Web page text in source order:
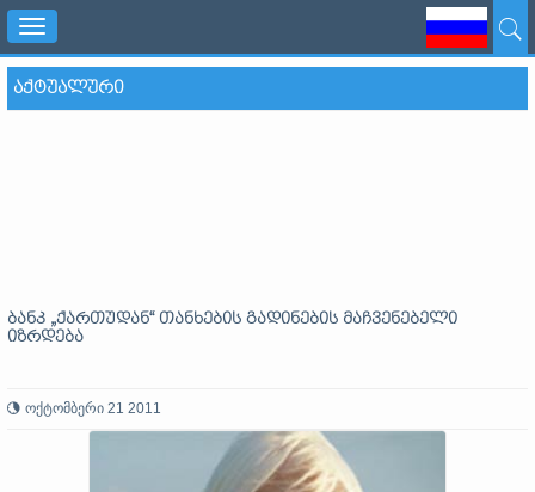
Toggle
navigation
ᲐᲥᲢᲣᲐᲚᲣᲠᲘ
ბანკ „ქართუდან“ თანხების გადინების მაჩვენებელი
იზრდება
ოქტომბერი 21 2011